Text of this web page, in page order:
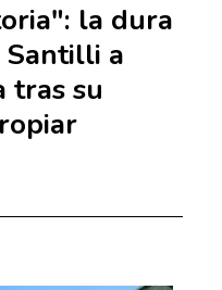
la dura
Santilli a
tras su